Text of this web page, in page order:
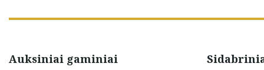
Auksiniai gaminiai